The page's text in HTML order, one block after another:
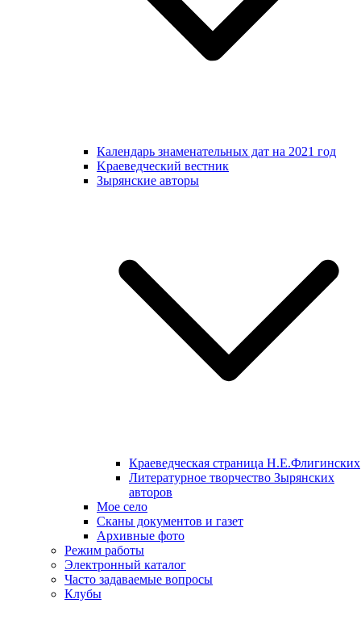
Календарь знаменательных дат на 2021 год
Kраеведческий вестник
Зырянские авторы
Краеведческая страница Н.Е.Флигинских
Литературное творчество Зырянских
авторов
Мое село
Сканы документов и газет
Архивные фото
Режим работы
Электронный каталог
Часто задаваемые вопросы
Клубы